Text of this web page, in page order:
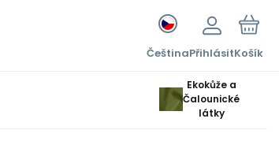
ČeštinaPřihlásitKošík
Ekokůže a
Čalounické
látky